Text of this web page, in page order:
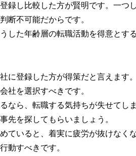
録し比較した方が賢明です。一つ
断不可能だからです。
した年齢層の転職活動を得意とす
に登録した方が得策だと言えます
社を選択すべきです。
なら、転職する気持ちが失せてし
先を探してもらいましょう。
ていると、着実に疲労が抜けなく
動すべきです。